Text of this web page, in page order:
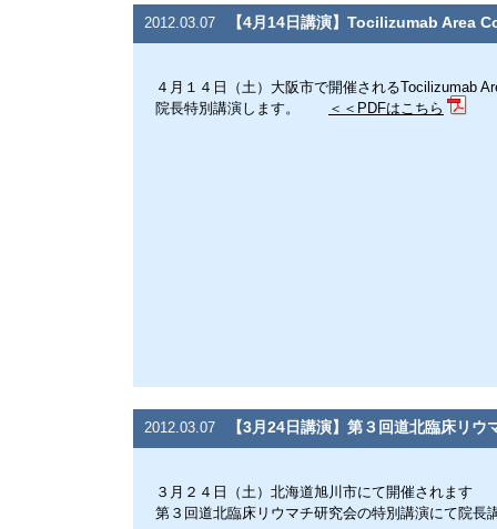
2012.03.07 【4月14日講演】Tocilizumab Area
４月１４日（土）大阪市で開催されるTocilizumab
院長特別講演します。
＜＜PDFはこちら
2012.03.07 【3月24日講演】第３回道北臨床リ
３月２４日（土）北海道旭川市にて開催されます
第３回道北臨床リウマチ研究会の特別講演にて院